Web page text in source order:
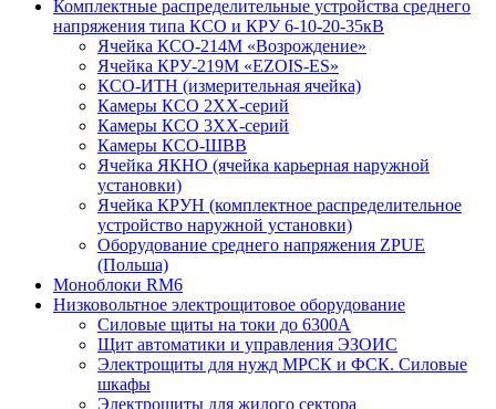
Комплектные распределительные устройства среднего
напряжения типа КСО и КРУ 6-10-20-35кВ
Ячейка КСО-214М «Возрождение»
Ячейка КРУ-219М «EZOIS-ES»
КСО-ИТН (измерительная ячейка)
Камеры КСО 2ХХ-серий
Камеры КСО 3ХХ-серий
Камеры КСО-ШВВ
Ячейка ЯКНО (ячейка карьерная наружной
установки)
Ячейка КРУН (комплектное распределительное
устройство наружной установки)
Оборудование среднего напряжения ZPUE
(Польша)
Моноблоки RM6
Низковольтное электрощитовое оборудование
Силовые щиты на токи до 6300А
Щит автоматики и управления ЭЗОИС
Электрощиты для нужд МРСК и ФСК. Силовые
шкафы
Электрощиты для жилого сектора